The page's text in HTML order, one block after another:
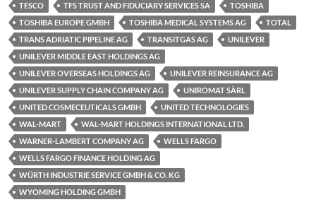
TESCO
TFS TRUST AND FIDUCIARY SERVICES SA
TOSHIBA
TOSHIBA EUROPE GMBH
TOSHIBA MEDICAL SYSTEMS AG
TOTAL
TRANS ADRIATIC PIPELINE AG
TRANSITGAS AG
UNILEVER
UNILEVER MIDDLE EAST HOLDINGS AG
UNILEVER OVERSEAS HOLDINGS AG
UNILEVER REINSURANCE AG
UNILEVER SUPPLY CHAIN COMPANY AG
UNIROMAT SÀRL
UNITED COSMECEUTICALS GMBH
UNITED TECHNOLOGIES
WAL-MART
WAL-MART HOLDINGS INTERNATIONAL LTD.
WARNER-LAMBERT COMPANY AG
WELLS FARGO
WELLS FARGO FINANCE HOLDING AG
WÜRTH INDUSTRIE SERVICE GMBH & CO. KG
WYOMING HOLDING GMBH